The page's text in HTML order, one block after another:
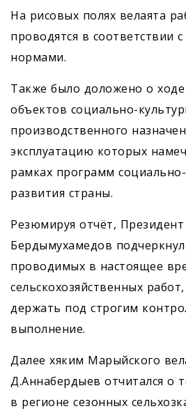
На рисовых полях велаята
проводятся в соответствии
нормами.
Также было доложено о ходе
объектов социально-
производственного
эксплуатацию которых
рамках программ
развития страны.
Резюмируя отчёт,
Бердымухамедов
проводимых в настоящее
сельскохозяйственных
держать под строгим
выполнение.
Далее хяким Марыйского
Д.Аннабердыев отчитался о
в регионе сезонных